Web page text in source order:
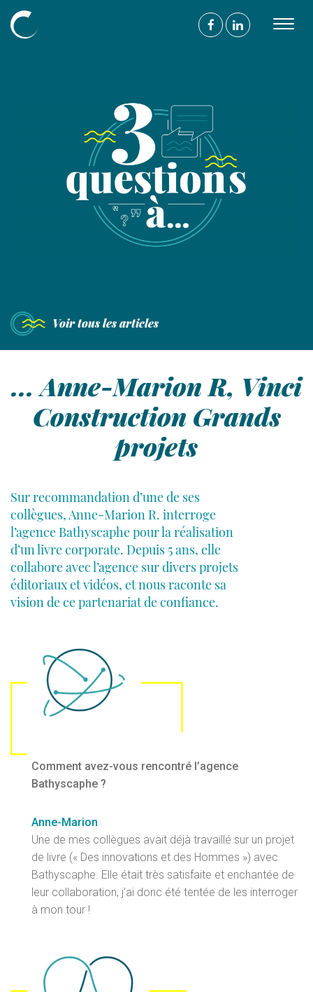
Nos mécénats
L’équipe
Blog
On parle de vous
Nous
rencontrer
49 avenue de Wagram
75017 Paris
contact@agence-bathyscaphe.fr
01 44 65 34 22
Voir tous les articles
... Anne-Marion R, Vinci
Construction Grands
projets
Sur recommandation d’une de ses
collègues, Anne-Marion R. interroge
l’agence Bathyscaphe pour la réalisation
d’un livre corporate. Depuis 5 ans, elle
collabore avec l’agence sur divers projets
éditoriaux et vidéos, et nous raconte sa
vision de ce partenariat de confiance.
Comment avez-vous rencontré l’agence
Bathyscaphe ?
Anne-Marion
Une de mes collègues avait déjà travaillé sur un projet
de livre (« Des innovations et des Hommes ») avec
Bathyscaphe. Elle était très satisfaite et enchantée de
leur collaboration, j’ai donc été tentée de les interroger
à mon tour !